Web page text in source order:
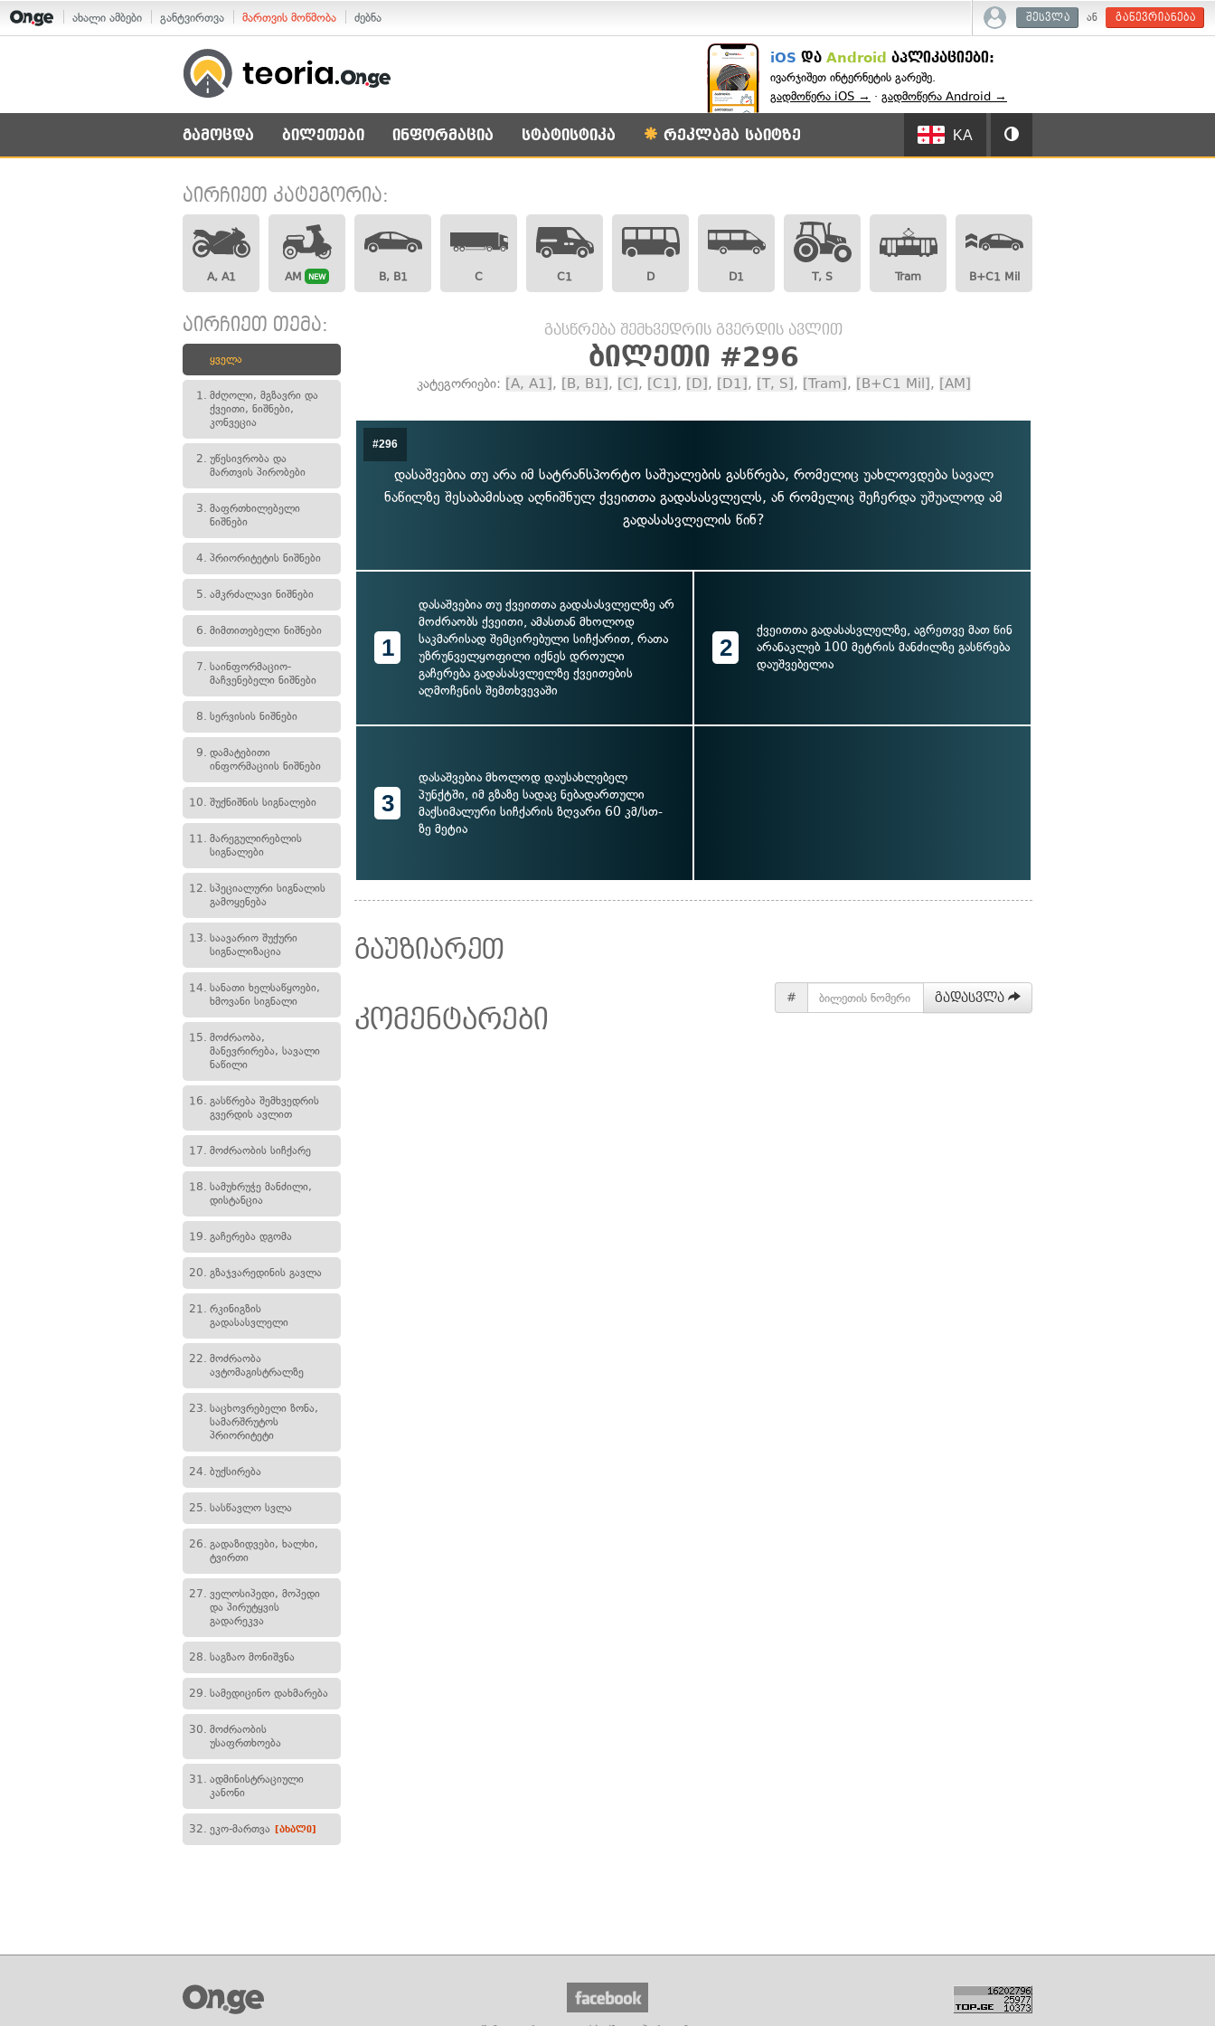
ახალი ამბები განტვირთვა მართვის მოწმობა ძებნა შესვლა ან გაწევრიანება
iOS და Android აპლიკაციები:
ივარჯიშეთ ინტერნეტის გარეშე.
გადმოწერა iOS → · გადმოწერა Android →
გამოცდა ბილეთები ინფორმაცია სტატისტიკა რეკლამა საიტზე KA
აირჩიეთ კატეგორია:
A, A1 AM NEW B, B1 C C1 D D1 T, S Tram B+C1 Mil
აირჩიეთ თემა:
ყველა
1. მძღოლი, მგზავრი და
ქვეითი, ნიშნები,
კონვეცია
2. უწესივრობა და
მართვის პირობები
3. მაფრთხილებელი
ნიშნები
4. პრიორიტეტის ნიშნები
5. ამკრძალავი ნიშნები
6. მიმთითებელი ნიშნები
7. საინფორმაციო-
მაჩვენებელი ნიშნები
8. სერვისის ნიშნები
9. დამატებითი
ინფორმაციის ნიშნები
10. შუქნიშნის სიგნალები
11. მარეგულირებლის
სიგნალები
12. სპეციალური სიგნალის
გამოყენება
13. საავარიო შუქური
სიგნალიზაცია
14. სანათი ხელსაწყოები,
ხმოვანი სიგნალი
15. მოძრაობა,
მანევრირება, სავალი
ნაწილი
16. გასწრება შემხვედრის
გვერდის ავლით
17. მოძრაობის სიჩქარე
18. სამუხრუჭე მანძილი,
დისტანცია
19. გაჩერება დგომა
20. გზაჯვარედინის გავლა
21. რკინიგზის
გადასასვლელი
22. მოძრაობა
ავტომაგისტრალზე
23. საცხოვრებელი ზონა,
სამარშრუტოს
პრიორიტეტი
24. ბუქსირება
25. სასწავლო სვლა
26. გადაზიდვები, ხალხი,
ტვირთი
27. ველოსიპედი, მოპედი
და პირუტყვის
გადარეკვა
28. საგზაო მონიშვნა
29. სამედიცინო დახმარება
30. მოძრაობის
უსაფრთხოება
31. ადმინისტრაციული
კანონი
32. ეკო-მართვა [ახალი]
გასწრება შემხვედრის გვერდის ავლით
ბილეთი #296
კატეგორიები: [A, A1], [B, B1], [C], [C1], [D], [D1], [T, S], [Tram], [B+C1 Mil], [AM]
#296
დასაშვებია თუ არა იმ სატრანსპორტო საშუალების გასწრება, რომელიც უახლოვდება სავალ
ნაწილზე შესაბამისად აღნიშნულ ქვეითთა გადასასვლელს, ან რომელიც შეჩერდა უშუალოდ ამ
გადასასვლელის წინ?
1
დასაშვებია თუ ქვეითთა გადასასვლელზე არ
მოძრაობს ქვეითი, ამასთან მხოლოდ
საკმარისად შემცირებული სიჩქარით, რათა
უზრუნველყოფილი იქნეს დროული
გაჩერება გადასასვლელზე ქვეითების
აღმოჩენის შემთხვევაში
2
ქვეითთა გადასასვლელზე, აგრეთვე მათ წინ
არანაკლებ 100 მეტრის მანძილზე გასწრება
დაუშვებელია
3
დასაშვებია მხოლოდ დაუსახლებელ
პუნქტში, იმ გზაზე სადაც ნებადართული
მაქსიმალური სიჩქარის ზღვარი 60 კმ/სთ-
ზე მეტია
# გადასვლა
გაუზიარეთ
კომენტარები